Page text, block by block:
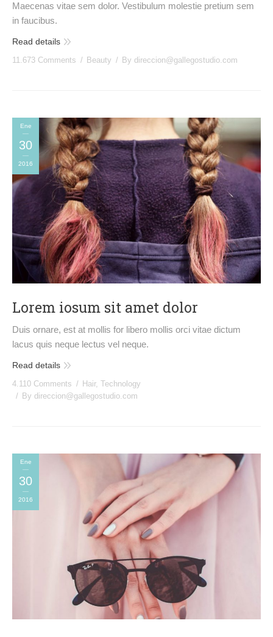
Maecenas vitae sem dolor. Vestibulum molestie pretium sem
in faucibus.
Read details
11.673 Comments Beauty By direccion@gallegostudio.com
Ene
30
2016
Lorem iosum sit amet dolor
Duis ornare, est at mollis for libero mollis orci vitae dictum
lacus quis neque lectus vel neque.
Read details
4.110 Comments Hair, Technology
By direccion@gallegostudio.com
Ene
30
2016